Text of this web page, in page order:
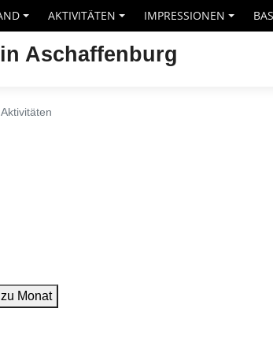
+
+
AKTIVITÄTEN
+
IMPRESSIONEN
Aschaffenburg
Aktivitäten
Monat